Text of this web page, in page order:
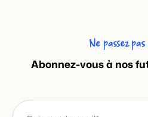
Ne passez
Abonnez-vous à nos